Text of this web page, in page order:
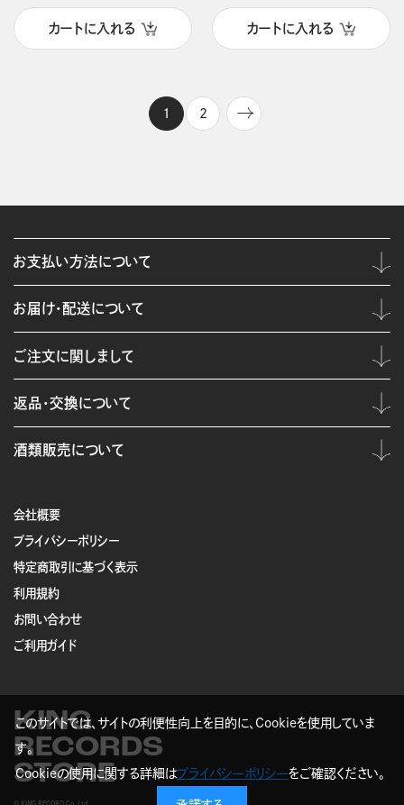
カートに入れる カートに入れる
1 2
会社概要
プライバシーポリシー
特定商取引に基づく表示
利用規約
お問い合わせ
ご利用ガイド
KING
RECORDS
STORE
© KING RECORD Co.,Ltd.
お支払い方法について
お届け・配送について
ご注文に関しまして
返品・交換について
酒類販売について
このサイトでは、サイトの利便性向上を目的に、Cookieを使用していま
す。
Cookieの使用に関する詳細はプライバシーポリシーをご確認ください。